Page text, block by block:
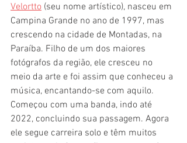
Velortto (seu nome artístico), nasceu em
Campina Grande no ano de 1997, mas
crescendo na cidade de Montadas, na
Paraíba. Filho de um dos maiores
fotógrafos da região, ele cresceu no
meio da arte e foi assim que conheceu a
música, encantando-se com aquilo.
Começou com uma banda, indo até
2022, concluindo sua passagem. Agora
ele segue carreira solo e têm muitos